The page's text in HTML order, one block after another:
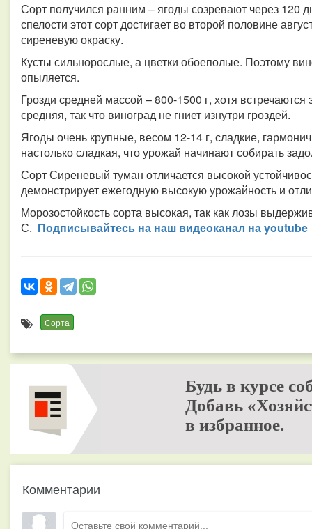
Сорт получился ранним – ягоды созревают через 120
спелости этот сорт достигает во второй половине
сиреневую окраску.
Кусты сильнорослые, а цветки обоеполые. Поэтому
опыляется.
Грозди средней массой – 800-1500 г, хотя
средняя, так что виноград не гниет изнутри гроздей.
Ягоды очень крупные, весом 12-14 г, сладкие,
настолько сладкая, что урожай начинают собирать
Сорт Сиреневый туман отличается высокой
демонстрирует ежегодную высокую урожайность и
Морозостойкость сорта высокая, так как лозы
С. Подписывайтесь на наш видео­канал на youtube
Сорта
Будь в курсе
Добавь
в избранное.
Комментарии